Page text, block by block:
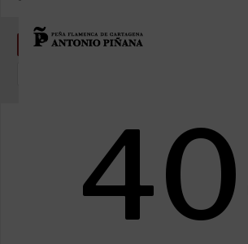
TAGS CARTAGENA JONDA